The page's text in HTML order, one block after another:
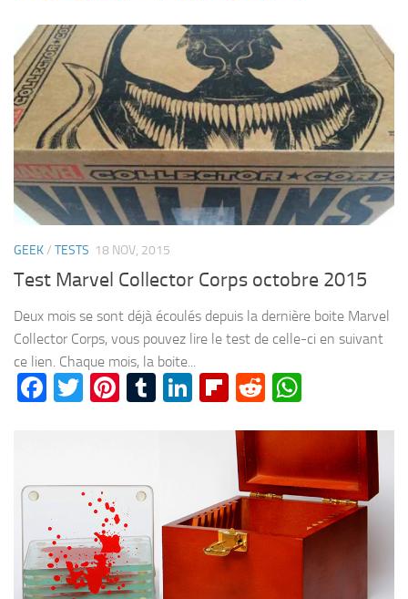
GEEK/ TESTS 18 NOV, 2015
Test Marvel Collector Corps octobre 2015
Deux mois se sont déjà écoulés depuis la dernière boite Marvel
Collector Corps, vous pouvez lire le test de celle-ci en suivant
ce lien. Chaque mois, la boite...
Facebook
Twitter
Pinterest
Tumblr
LinkedIn
Flipboard
Reddit